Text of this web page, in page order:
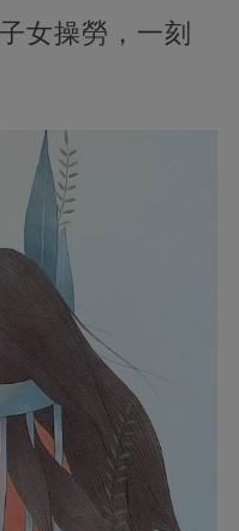
女操勞，一刻